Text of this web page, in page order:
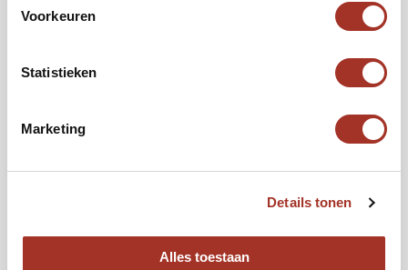
Voorkeuren
Statistieken
Marketing
Details tonen
Alles toestaan
Het totaal aantal
€2.000
Volgende